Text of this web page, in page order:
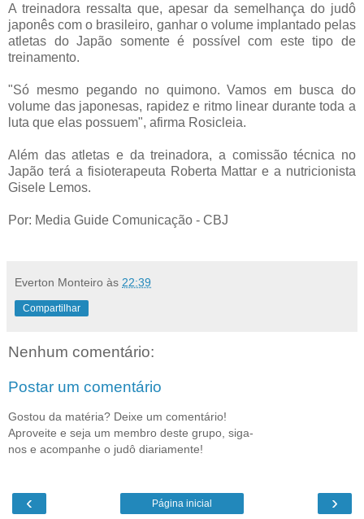
A treinadora ressalta que, apesar da semelhança do judô
japonês com o brasileiro, ganhar o volume implantado pelas
atletas do Japão somente é possível com este tipo de
treinamento.
"Só mesmo pegando no quimono. Vamos em busca do
volume das japonesas, rapidez e ritmo linear durante toda a
luta que elas possuem", afirma Rosicleia.
Além das atletas e da treinadora, a comissão técnica no
Japão terá a fisioterapeuta Roberta Mattar e a nutricionista
Gisele Lemos.
Por: Media Guide Comunicação - CBJ
Everton Monteiro às 22:39
Compartilhar
Nenhum comentário:
Postar um comentário
Gostou da matéria? Deixe um comentário!
Aproveite e seja um membro deste grupo, siga-
nos e acompanhe o judô diariamente!
‹ ›
Página inicial